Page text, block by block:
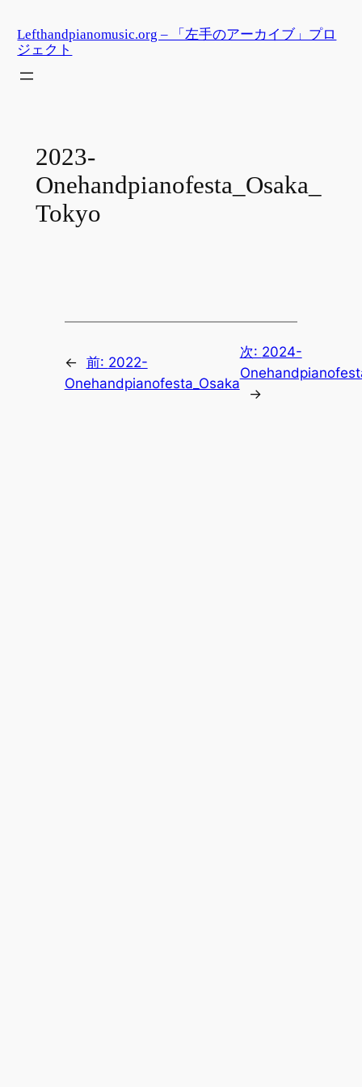
容
を
Lefthandpianomusic.org – 「左手のアーカイブ」プロ
ジェクト
2023-
Onehandpianofesta_Osaka_
Tokyo
← 前: 2022-
Onehandpianofesta_Osaka
次: 2024-
→